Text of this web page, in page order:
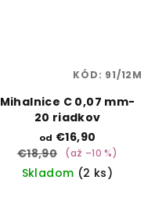
Mihalnice C 0,07 mm-
20 riadkov
od €16,90
€18,90
(až –10 %)
Skladom (2 ks)
KÓD: 91/12M